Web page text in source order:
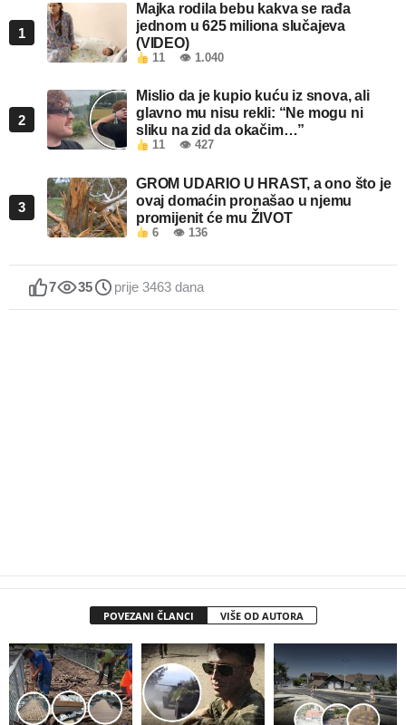
1
Majka rodila bebu kakva se rađa
jednom u 625 miliona slučajeva
(VIDEO)
11 👁 1.040
2
Mislio da je kupio kuću iz snova, ali
glavno mu nisu rekli: “Ne mogu ni
sliku na zid da okačim…”
11 👁 427
3
GROM UDARIO U HRAST, a ono što je
ovaj domaćin pronašao u njemu
promijenit će mu ŽIVOT
6 👁 136
7 35 prije 3463 dana
POVEZANI ČLANCI VIŠE OD AUTORA